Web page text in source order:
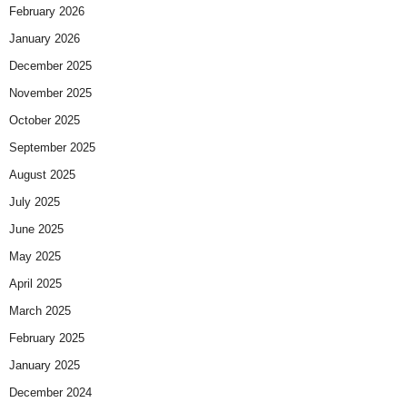
February 2026
January 2026
December 2025
November 2025
October 2025
September 2025
August 2025
July 2025
June 2025
May 2025
April 2025
March 2025
February 2025
January 2025
December 2024